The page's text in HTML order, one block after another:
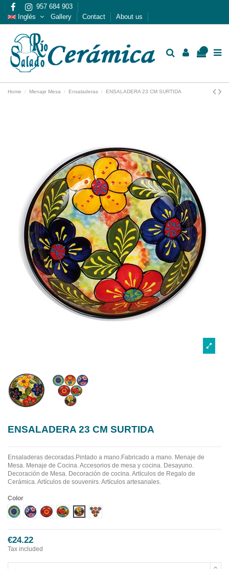
957 684 903
Inglés
Gallery Contact About us
Home Menaje Mesa Ensaladeras ENSALADERA 23 CM SURTIDA
ENSALADERA 23 CM SURTIDA
Ensaladeras decoradas.Pintado a mano.Fabricado a mano. Menaje de
Mesa. Menaje de Cocina. Accesorios de mesa y cocina. Desayuno.
Decoración de Mesa. Decoración de cocina. Artículos de Regalo de
Cerámica. Artículos de souvenirs. Artículos artesanales.
Color
Diseño 1Diseño 2Diseño 3Diseño 4Diseño 5Diseño 6
€24.22
Tax included